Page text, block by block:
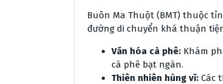
Buôn Ma Thuột (BMT) thuộc
đường di chuyển khá thuận
Văn hóa cà phê: Khám
cà phê bạt ngàn.
Thiên nhiên hùng vĩ: Các